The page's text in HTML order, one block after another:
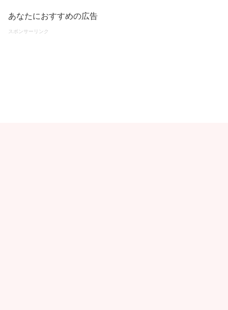
あなたにおすすめの広告
スポンサーリンク